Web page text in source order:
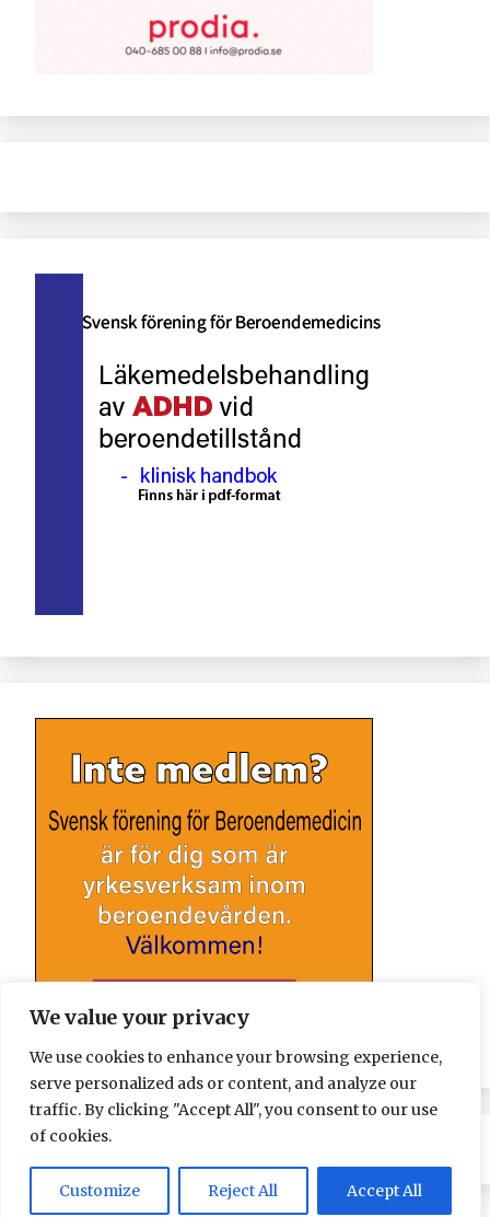
We value your privacy
We use cookies to enhance your browsing experience,
serve personalized ads or content, and analyze our
traffic. By clicking "Accept All", you consent to our use
of cookies.
Customize Reject All Accept All